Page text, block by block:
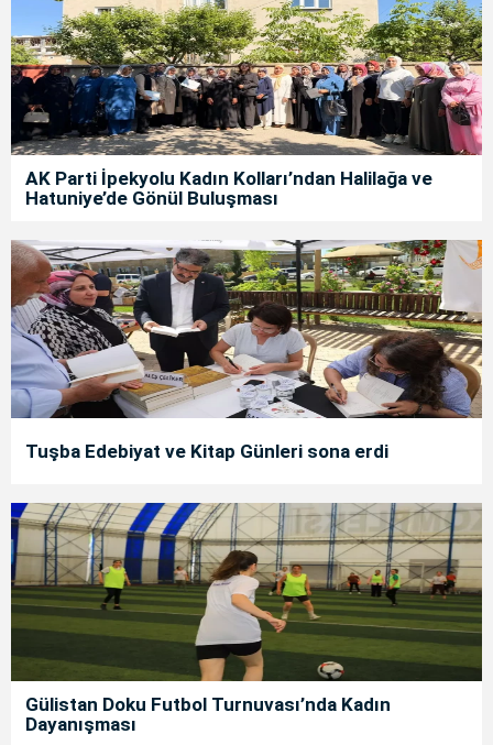
AK Parti İpekyolu Kadın Kolları’ndan Halilağa ve
Hatuniye’de Gönül Buluşması
Tuşba Edebiyat ve Kitap Günleri sona erdi
Gülistan Doku Futbol Turnuvası’nda Kadın
Dayanışması